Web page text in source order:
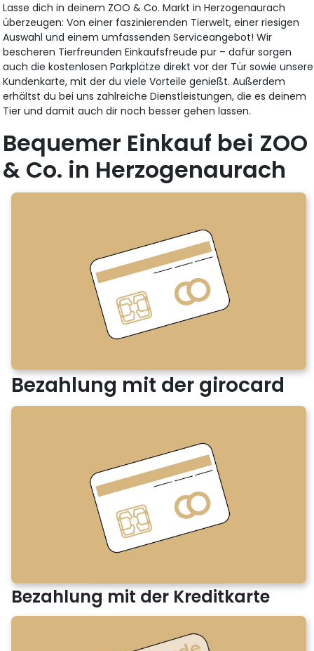
Lasse dich in deinem ZOO & Co. Markt in Herzogenaurach
überzeugen: Von einer faszinierenden Tierwelt, einer riesigen
Auswahl und einem umfassenden Serviceangebot! Wir
bescheren Tierfreunden Einkaufsfreude pur – dafür sorgen
auch die kostenlosen Parkplätze direkt vor der Tür sowie unsere
Kundenkarte, mit der du viele Vorteile genießt. Außerdem
erhältst du bei uns zahlreiche Dienstleistungen, die es deinem
Tier und damit auch dir noch besser gehen lassen.
Bequemer Einkauf bei ZOO
& Co. in Herzogenaurach
Bezahlung mit der girocard
Bezahlung mit der Kreditkarte